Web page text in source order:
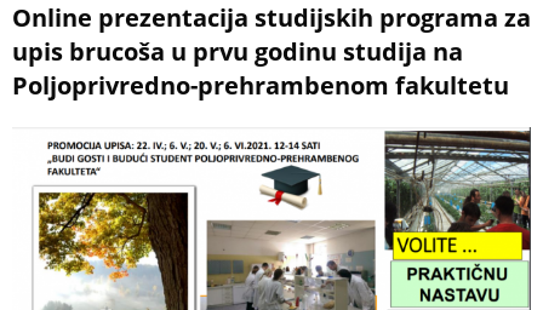
Online prezentacija studijskih programa za
upis brucoša u prvu godinu studija na
Poljoprivredno-prehrambenom fakultetu